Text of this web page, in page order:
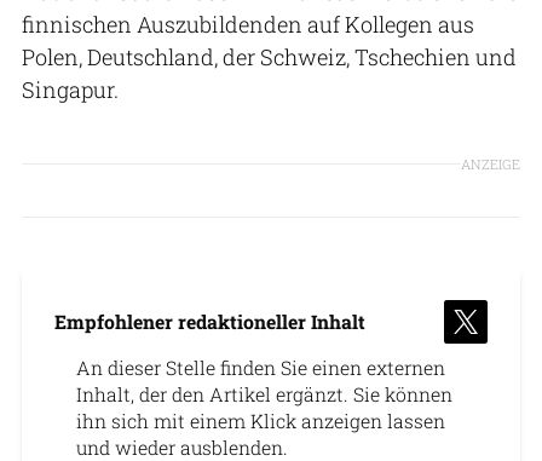
finnischen Auszubildenden auf Kollegen aus
Polen, Deutschland, der Schweiz, Tschechien und
Singapur.
ANZEIGE
Empfohlener redaktioneller Inhalt
An dieser Stelle finden Sie einen externen
Inhalt, der den Artikel ergänzt. Sie können
ihn sich mit einem Klick anzeigen lassen
und wieder ausblenden.